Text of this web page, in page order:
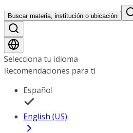
Buscar materia, institución o ubicación
Selecciona tu idioma
Recomendaciones para ti
Español
English (US)